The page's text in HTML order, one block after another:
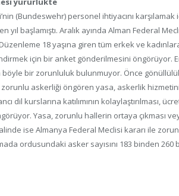
(Bundeswehr) personel ihtiyacını
yıl başlamıştı. Aralık ayında Alman Federal
18 yaşına giren tüm erkek ve
için bir anket gönderilmesini öngörüyor.
bir zorunluluk bulunmuyor. Önce
zorunlu askerliği öngören yasa, askerlik
dil kurslarına katılımının kolaylaştırılması,
Yasa, zorunlu hallerin ortaya çıkması
ise Almanya Federal Meclisi kararı ile
ordusundaki asker sayısını 183 binden 260